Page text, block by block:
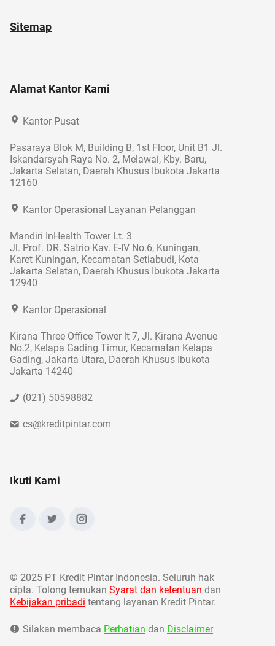
Sitemap
Alamat Kantor Kami
Kantor Pusat
Pasaraya Blok M, Building B, 1st Floor, Unit B1 Jl.
Iskandarsyah Raya No. 2, Melawai, Kby. Baru,
Jakarta Selatan, Daerah Khusus Ibukota Jakarta
12160
Kantor Operasional Layanan Pelanggan
Mandiri InHealth Tower Lt. 3
Jl. Prof. DR. Satrio Kav. E-IV No.6, Kuningan,
Karet Kuningan, Kecamatan Setiabudi, Kota
Jakarta Selatan, Daerah Khusus Ibukota Jakarta
12940
Kantor Operasional
Kirana Three Office Tower lt 7, Jl. Kirana Avenue
No.2, Kelapa Gading Timur, Kecamatan Kelapa
Gading, Jakarta Utara, Daerah Khusus Ibukota
Jakarta 14240
(021) 50598882
cs@kreditpintar.com
Ikuti Kami
© 2025 PT Kredit Pintar Indonesia. Seluruh hak
cipta. Tolong temukan Syarat dan ketentuan dan
Kebijakan pribadi tentang layanan Kredit Pintar.
Silakan membaca Perhatian dan Disclaimer